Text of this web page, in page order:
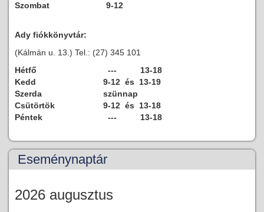
Szombat
9-12
Ady fiókkönyvtár:
(Kálmán u. 13.) Tel.: (27) 345 101
Hétfő
--- 13-18
Kedd
9-12 és 13-19
Szerda
szünnap
Csütörtök
9-12 és 13-18
Péntek
--- 13-18
Eseménynaptár
2026 augusztus